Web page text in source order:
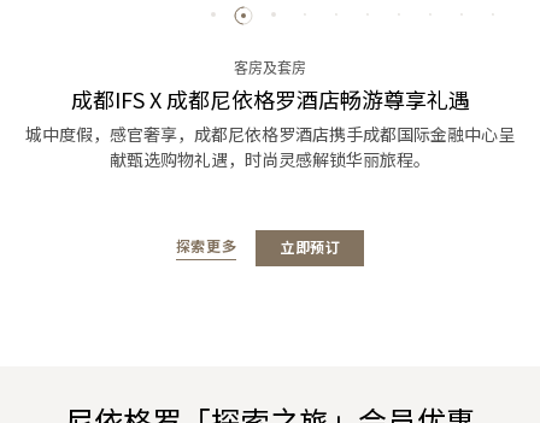
客房及套房
成都IFS X 成都尼依格罗酒店畅游尊享礼遇
城中度假，感官奢享，成都尼依格罗酒店携手成都国际金融中心呈
献甄选购物礼遇，时尚灵感解锁华丽旅程。
探索更多 立即预订